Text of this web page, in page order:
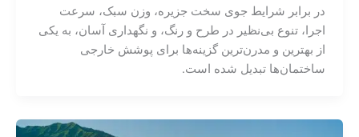
در برابر شرایط جوی سخت جزیره، وزن سبک، سرعت
اجرا، تنوع بی‌نظیر در طرح و رنگ، و نگهداری آسان، به یکی
از بهترین و مدرن‌ترین گزینه‌ها برای پوشش خارجی
ساختمان‌ها تبدیل شده است.